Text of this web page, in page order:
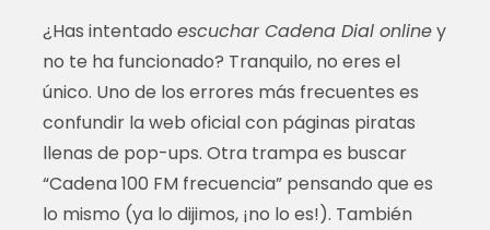
¿Has intentado escuchar Cadena Dial onliney
no te ha funcionado? Tranquilo, no eres el
único. Uno de los errores más frecuentes es
confundir la web oficial con páginas piratas
llenas de pop-ups. Otra trampa es buscar
“Cadena 100 FM frecuencia” pensando que es
lo mismo (ya lo dijimos, ¡no lo es!). También